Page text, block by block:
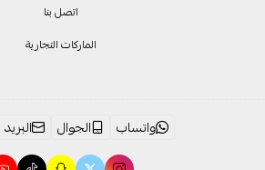
اتصل بنا
الماركات التجارية
واتساب الجوال